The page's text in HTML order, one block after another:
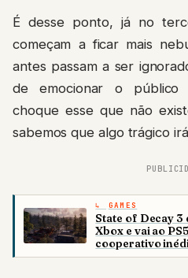
É desse ponto, já no
começam a ficar mais
antes passam a ser
de emocionar o público
choque esse que não
sabemos que algo trágico
GAMES
State of Decay 3
Xbox e vai ao
cooperativo